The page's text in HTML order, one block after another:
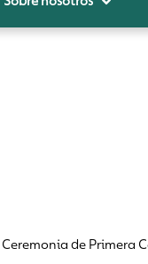
Ceremonia de Primera